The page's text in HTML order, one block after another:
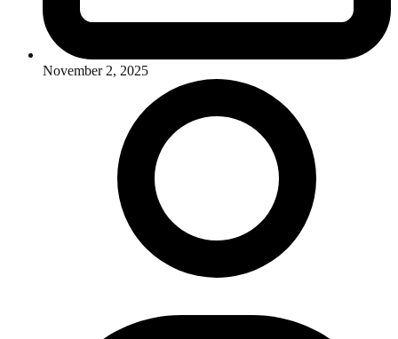
November 2, 2025